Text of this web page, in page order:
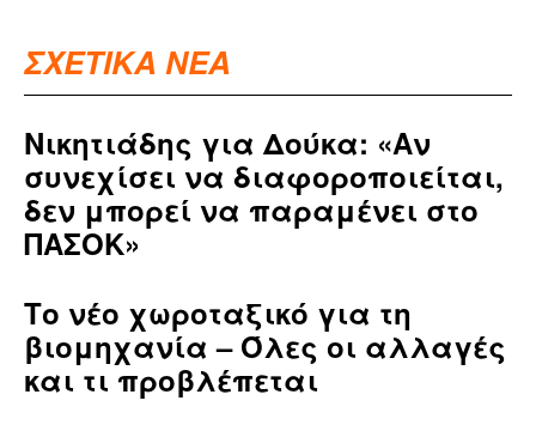
ΣΧΕΤΙΚΑ ΝΕΑ
Νικητιάδης για Δούκα: «Αν
συνεχίσει να διαφοροποιείται,
δεν μπορεί να παραμένει στο
ΠΑΣΟΚ»
Το νέο χωροταξικό για τη
βιομηχανία – Όλες οι αλλαγές
και τι προβλέπεται